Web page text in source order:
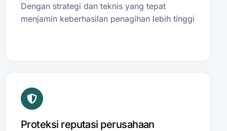
Dengan strategi dan teknis yang tepat
menjamin keberhasilan penagihan lebih tinggi
Proteksi reputasi perusahaan